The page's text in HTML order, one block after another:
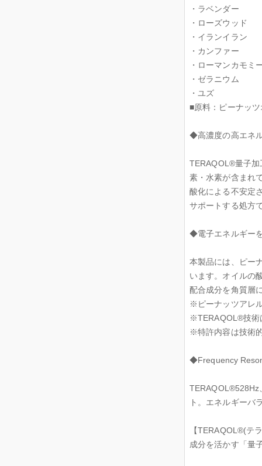
・ラベンダー
・ローズウッド
・イランイラン
・カンファー
・ローマンカモミ
・ゼラニウム
・ユズ
■原料：ピーナッ
◆高濃度の高エネ
TERAQOL®量子加
素・水素が含まれ
酸化による不安定
サポートする処方
◆電子エネルギー
本製品には、ピー
います。オイルの
配合成分を角質層
※ピーナッツアレ
※TERAQOL®技術
※特許内容は技術
◆Frequency
TERAQOL®528Hz
ト。エネルギーバ
【TERAQOL®(テ
成分を活かす「量